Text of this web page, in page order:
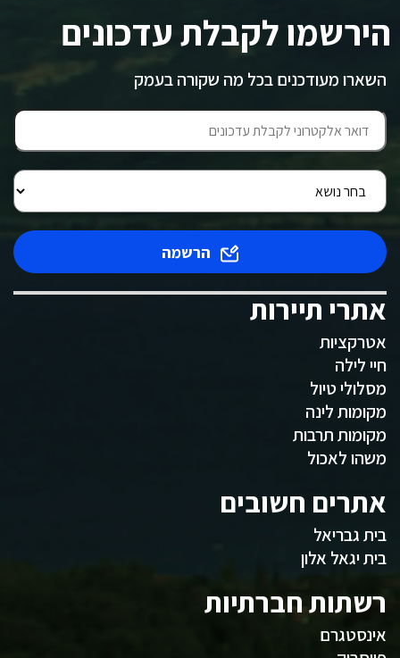
הירשמו לקבלת עדכונים
השארו מעודכנים בכל מה שקורה בעמק
הרשמה
אתרי תיירות
אטרקציות
חיי לילה
מסלולי טיול
מקומות לינה
מקומות תרבות
משהו לאכול
אתרים חשובים
בית גבריאל
בית יגאל אלון
רשתות חברתיות
אינסטגרם